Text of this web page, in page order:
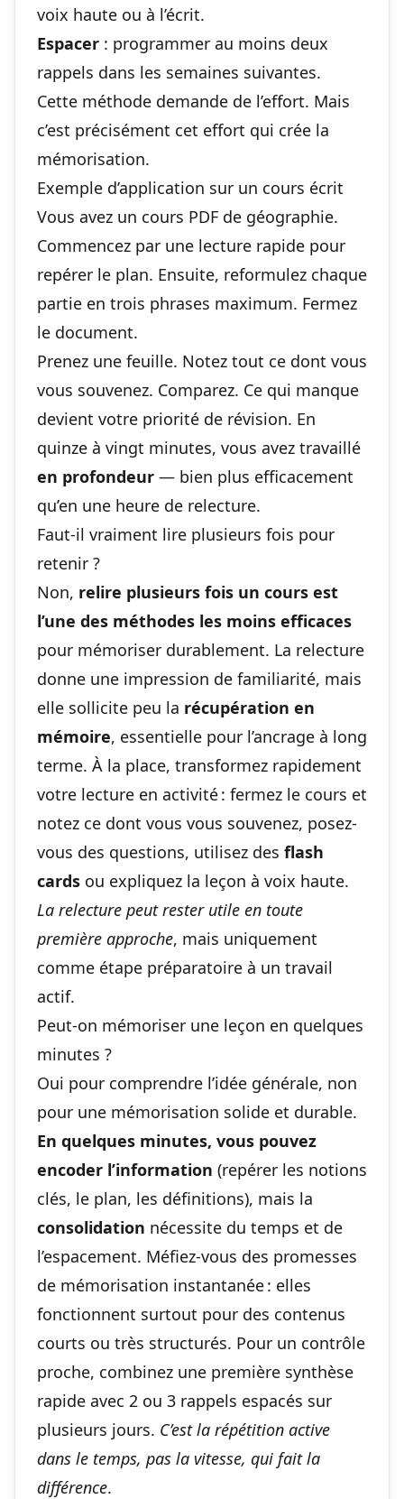
voix haute ou à l’écrit.
Espacer : programmer au moins deux
rappels dans les semaines suivantes.
Cette méthode demande de l’effort. Mais
c’est précisément cet effort qui crée la
mémorisation.
Exemple d’application sur un cours écrit
Vous avez un cours PDF de géographie.
Commencez par une lecture rapide pour
repérer le plan. Ensuite, reformulez chaque
partie en trois phrases maximum. Fermez
le document.
Prenez une feuille. Notez tout ce dont vous
vous souvenez. Comparez. Ce qui manque
devient votre priorité de révision. En
quinze à vingt minutes, vous avez travaillé
en profondeur — bien plus efficacement
qu’en une heure de relecture.
Faut-il vraiment lire plusieurs fois pour
retenir ?
Non, relire plusieurs fois un cours est
l’une des méthodes les moins efficaces
pour mémoriser durablement. La relecture
donne une impression de familiarité, mais
elle sollicite peu la récupération en
mémoire, essentielle pour l’ancrage à long
terme. À la place, transformez rapidement
votre lecture en activité : fermez le cours et
notez ce dont vous vous souvenez, posez-
vous des questions, utilisez des flash
cards ou expliquez la leçon à voix haute.
La relecture peut rester utile en toute
première approche, mais uniquement
comme étape préparatoire à un travail
actif.
Peut-on mémoriser une leçon en quelques
minutes ?
Oui pour comprendre l’idée générale, non
pour une mémorisation solide et durable.
En quelques minutes, vous pouvez
encoder l’information (repérer les notions
clés, le plan, les définitions), mais la
consolidation nécessite du temps et de
l’espacement. Méfiez-vous des promesses
de mémorisation instantanée : elles
fonctionnent surtout pour des contenus
courts ou très structurés. Pour un contrôle
proche, combinez une première synthèse
rapide avec 2 ou 3 rappels espacés sur
plusieurs jours. C’est la répétition active
dans le temps, pas la vitesse, qui fait la
différence.